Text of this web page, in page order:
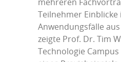
Teilnehmer
Anwendungsfälle
zeigte Prof. Dr. Tim
Technologie